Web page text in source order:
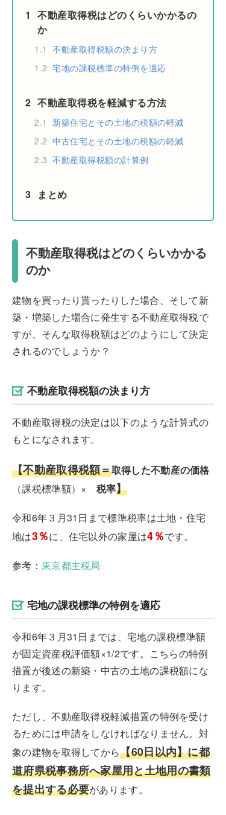
1
不動産取得税はどのくらいかかるの
か
1.1 不動産取得税額の決まり方
1.2 宅地の課税標準の特例を適応
2 不動産取得税を軽減する方法
2.1
新築住宅とその土地の税額の軽減
2.2 中古住宅とその土地の税額の軽減
2.3 不動産取得税額の計算例
3 まとめ
不動産取得税はどのくらいかかる
のか
建物を買ったり貰ったりした場合、そして新
築・増築した場合に発生する不動産取得税で
すが、そんな取得税額はどのようにして決定
されるのでしょうか？
不動産取得税額の決まり方
不動産取得税の決定は以下のような計算式の
もとになされます。
【不動産取得税額＝取得した不動産の価格
（課税標準額）× 税率】
令和6年３月31日まで標準税率は土地・住宅
地は3％に、住宅以外の家屋は4％です。
参考： 東京都主税局
宅地の課税標準の特例を適応
令和6年３月31日までは、宅地の課税標準額
が固定資産税評価額×1/2です。こちらの特例
措置が後述の新築・中古の土地の課税額にな
ります。
ただし、不動産取得税軽減措置の特例を受け
るためには申請をしなければなりません。対
象の建物を取得してから【60日以内】に都
道府県税事務所へ家屋用と土地用の書類
を提出する必要があります。